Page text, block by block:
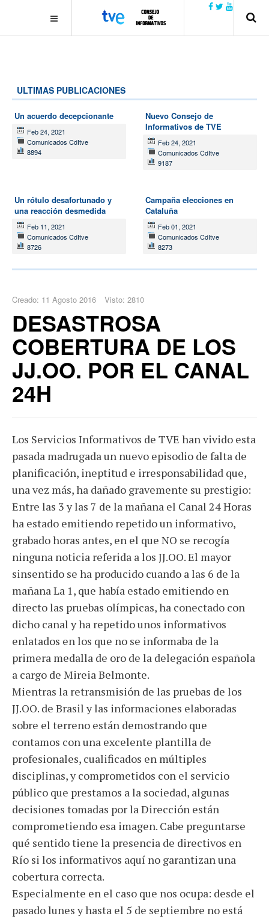
.plain-style .box-contact.box-bg { background: #0445b9
url('../../images/contact.png') 0 0 no-repeat; color: #eaeaea; padding:
ULTIMAS PUBLICACIONES
Un acuerdo decepcionante
Feb 24, 2021
Comunicados CdItve
8894
Nuevo Consejo de
Informativos de TVE
Feb 24, 2021
Comunicados CdItve
9187
Un rótulo desafortunado y
una reacción desmedida
Feb 11, 2021
Comunicados CdItve
8726
Campaña elecciones en
Cataluña
Feb 01, 2021
Comunicados CdItve
8273
Creado: 11 Agosto 2016 Visto: 2810
DESASTROSA
COBERTURA DE LOS
JJ.OO. POR EL CANAL
24H
Los Servicios Informativos de TVE han vivido esta
pasada madrugada un nuevo episodio de falta de
planificación, ineptitud e irresponsabilidad que,
una vez más, ha dañado gravemente su prestigio:
Entre las 3 y las 7 de la mañana el Canal 24 Horas
ha estado emitiendo repetido un informativo,
grabado horas antes, en el que NO se recogía
ninguna noticia referida a los JJ.OO. El mayor
sinsentido se ha producido cuando a las 6 de la
mañana La 1, que había estado emitiendo en
directo las pruebas olímpicas, ha conectado con
dicho canal y ha repetido unos informativos
enlatados en los que no se informaba de la
primera medalla de oro de la delegación española
a cargo de Mireia Belmonte.
Mientras la retransmisión de las pruebas de los
JJ.OO. de Brasil y las informaciones elaboradas
sobre el terreno están demostrando que
contamos con una excelente plantilla de
profesionales, cualificados en múltiples
disciplinas, y comprometidos con el servicio
público que prestamos a la sociedad, algunas
decisiones tomadas por la Dirección están
comprometiendo esa imagen. Cabe preguntarse
qué sentido tiene la presencia de directivos en
Río si los informativos aquí no garantizan una
cobertura correcta.
Especialmente en el caso que nos ocupa: desde el
pasado lunes y hasta el 5 de septiembre no está